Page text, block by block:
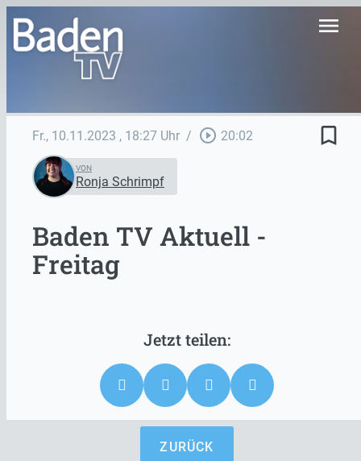
menu
Fr., 10.11.2023 , 18:27 Uhr / play_circle_outline 20:02 bookmark_border
VON
Ronja Schrimpf
Baden TV Aktuell -
Freitag
ZURÜCK